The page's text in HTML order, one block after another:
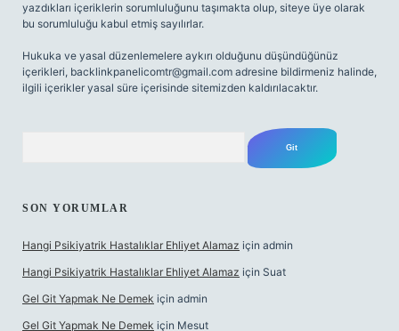
yazdıkları içeriklerin sorumluluğunu taşımakta olup, siteye üye olarak
bu sorumluluğu kabul etmiş sayılırlar.
Hukuka ve yasal düzenlemelere aykırı olduğunu düşündüğünüz
içerikleri, backlinkpanelicomtr@gmail.com adresine bildirmeniz halinde,
ilgili içerikler yasal süre içerisinde sitemizden kaldırılacaktır.
SON YORUMLAR
Hangi Psikiyatrik Hastalıklar Ehliyet Alamaz için admin
Hangi Psikiyatrik Hastalıklar Ehliyet Alamaz için Suat
Gel Git Yapmak Ne Demek için admin
Gel Git Yapmak Ne Demek için Mesut